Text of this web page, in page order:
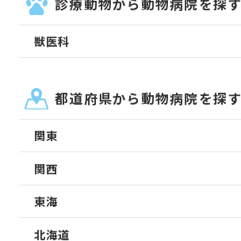
診療動物から動物病院を探す
獣医科
都道府県から動物病院を探す
関東
関西
東海
北海道